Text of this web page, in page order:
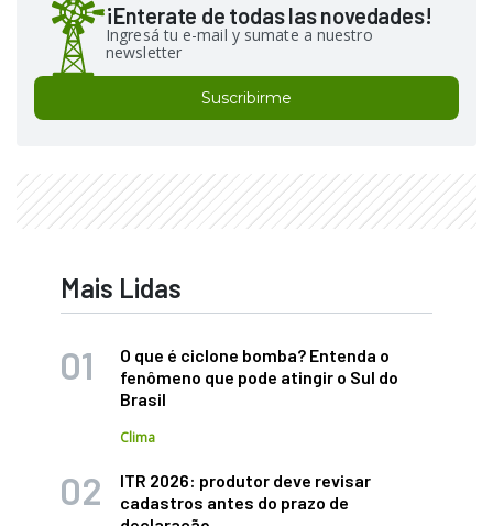
¡Enterate de todas las novedades!
Ingresá tu e-mail y sumate a nuestro
newsletter
Suscribirme
Mais Lidas
O que é ciclone bomba? Entenda o
fenômeno que pode atingir o Sul do
Brasil
Clima
ITR 2026: produtor deve revisar
cadastros antes do prazo de